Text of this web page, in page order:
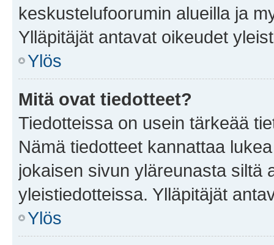
keskustelufoorumin alueilla ja
Ylläpitäjät antavat oikeudet
Ylös
Mitä ovat tiedotteet?
Tiedotteissa on usein tärkeää
Nämä tiedotteet kannattaa
jokaisen sivun yläreunasta siltä
yleistiedotteissa. Ylläpitäjät
Ylös